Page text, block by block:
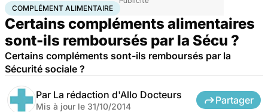
AccueilSantéComplément alimentaire
COMPLÉMENT ALIMENTAIRE
Certains compléments alimentaires
sont-ils remboursés par la Sécu ?
Certains compléments sont-ils remboursés par la
Sécurité sociale ?
Par La rédaction d'Allo Docteurs
Mis à jour le 31/10/2014
Partager